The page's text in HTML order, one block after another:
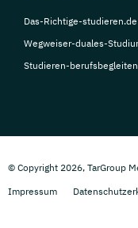
Das-Richtige-studieren.de
Wegweiser-duales-
Studieren-
© Copyright 2026, TarGroup
Impressum